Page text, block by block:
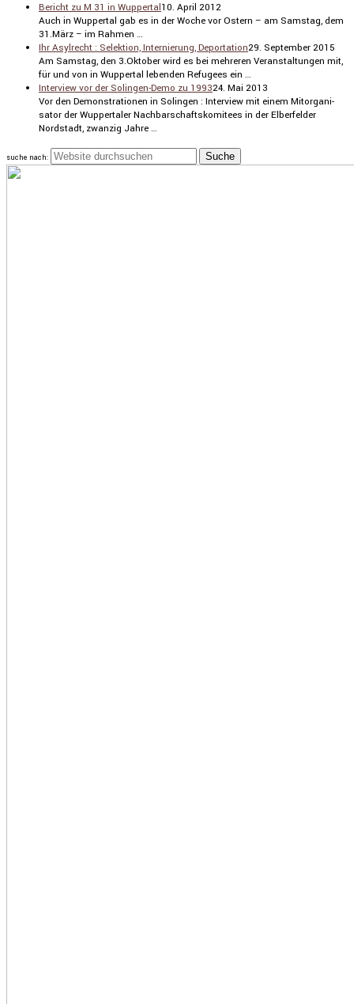
Bericht zu M 31 in Wuppertal10. April 2012
Auch in Wuppertal gab es in der Woche vor Ostern – am Samstag, dem
31.März – im Rahmen …
Ihr Asylrecht : Selektion, Internierung, Deportation29. September 2015
Am Samstag, den 3.Oktober wird es bei mehreren Veran­stal­tungen mit,
für und von in Wuppertal lebenden Refugees ein …
Interview vor der Solingen-Demo zu 199324. Mai 2013
Vor den Demons­tra­tionen in Solingen : Inter­view mit einem Mitor­ga­ni­
sator der Wupper­taler Nachbar­schafts­ko­mi­tees in der Elber­felder
Nordstadt, zwanzig Jahre …
suche nach: